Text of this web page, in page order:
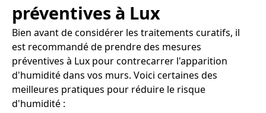
préventives à Lux
Bien avant de considérer les traitements curatifs, il
est recommandé de prendre des mesures
préventives à Lux pour contrecarrer l'apparition
d'humidité dans vos murs. Voici certaines des
meilleures pratiques pour réduire le risque
d'humidité :